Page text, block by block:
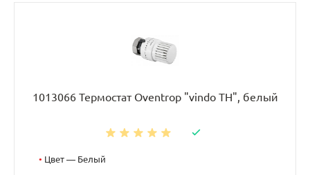
1013066 Термостат Oventrop "vindo TH", белый
• Цвет — Белый